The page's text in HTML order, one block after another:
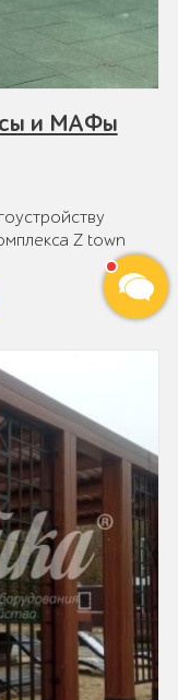
и МАФы
Z town